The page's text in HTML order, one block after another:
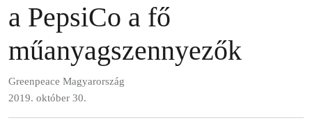
a PepsiCo a fő
műanyagszennyezők
Greenpeace Magyarország
2019. október 30.